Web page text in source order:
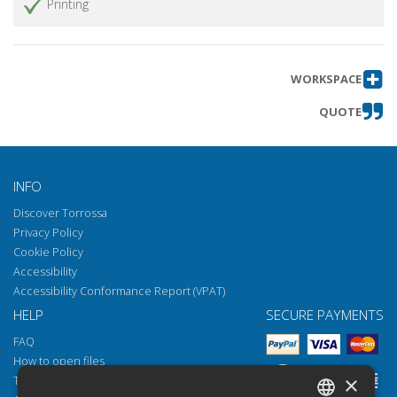
Printing
WORKSPACE
QUOTE
INFO
Discover Torrossa
Privacy Policy
Cookie Policy
Accessibility
Accessibility Conformance Report (VPAT)
HELP
FAQ
How to open files
Torrossa Reader
SECURE PAYMENTS
×